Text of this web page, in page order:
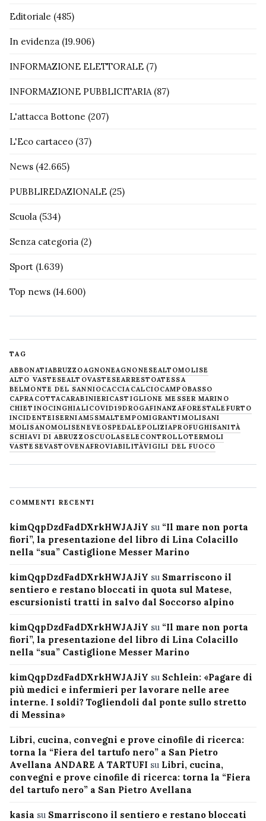
Editoriale (485)
In evidenza (19.906)
INFORMAZIONE ELETTORALE (7)
INFORMAZIONE PUBBLICITARIA(87)
L'attacca Bottone (207)
L'Eco cartaceo (37)
News (42.665)
PUBBLIREDAZIONALE (25)
Scuola (534)
Senza categoria (2)
Sport (1.639)
Top news (14.600)
TAG
ABBONATIABRUZZOAGNONEAGNONESEALTOMOLISE
ALTO VASTESEALTOVASTESEARRESTOATESSA
BELMONTE DEL SANNIOCACCIACALCIOCAMPOBASSO
CAPRACOTTACARABINIERICASTIGLIONE MESSER MARINO
CHIETINOCINGHIALICOVID19DROGAFINANZAFORESTALE FURTO
INCIDENTEISERNIAM5SMALTEMPOMIGRANTIMOLISANI
MOLISANOMOLISENEVE OSPEDALEPOLIZIAPROFUGHISANITÀ
SCHIAVI DI ABRUZZOSCUOLASELECONTROLLOTERMOLI
VASTESEVASTOVENAFROVIABILITÀVIGILI DEL FUOCO
COMMENTI RECENTI
kimQqpDzdFadDXrkHWJAJiY su “Il mare non porta
fiori”, la presentazione del libro di Lina Colacillo
nella “sua” Castiglione Messer Marino
kimQqpDzdFadDXrkHWJAJiY su Smarriscono il
sentiero e restano bloccati in quota sul Matese,
escursionisti tratti in salvo dal Soccorso alpino
kimQqpDzdFadDXrkHWJAJiY su “Il mare non porta
fiori”, la presentazione del libro di Lina Colacillo
nella “sua” Castiglione Messer Marino
kimQqpDzdFadDXrkHWJAJiY su Schlein: «Pagare di
più medici e infermieri per lavorare nelle aree
interne. I soldi? Togliendoli dal ponte sullo stretto
di Messina»
Libri, cucina, convegni e prove cinofile di ricerca:
torna la “Fiera del tartufo nero” a San Pietro
Avellana ANDARE A TARTUFI su Libri, cucina,
convegni e prove cinofile di ricerca: torna la “Fiera
del tartufo nero” a San Pietro Avellana
kasia su Smarriscono il sentiero e restano bloccati